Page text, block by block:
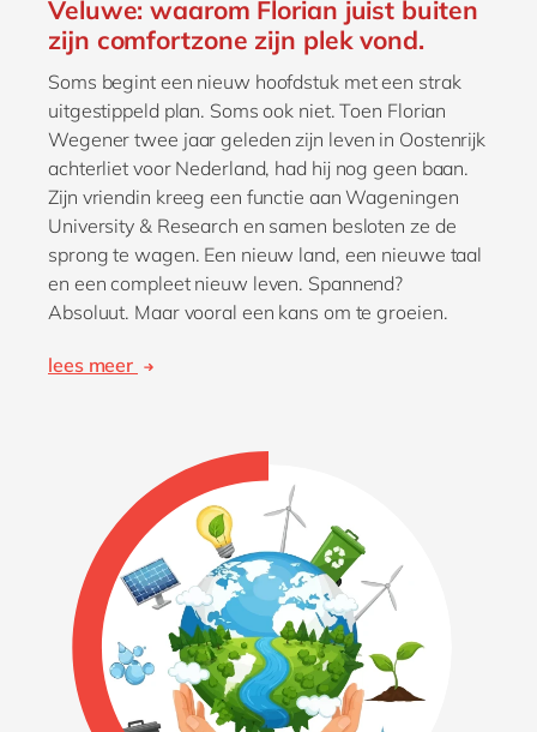
Veluwe: waarom Florian juist buiten
zijn comfortzone zijn plek vond.
Soms begint een nieuw hoofdstuk met een strak
uitgestippeld plan. Soms ook niet. Toen Florian
Wegener twee jaar geleden zijn leven in Oostenrijk
achterliet voor Nederland, had hij nog geen baan.
Zijn vriendin kreeg een functie aan Wageningen
University & Research en samen besloten ze de
sprong te wagen. Een nieuw land, een nieuwe taal
en een compleet nieuw leven. Spannend?
Absoluut. Maar vooral een kans om te groeien.
lees meer